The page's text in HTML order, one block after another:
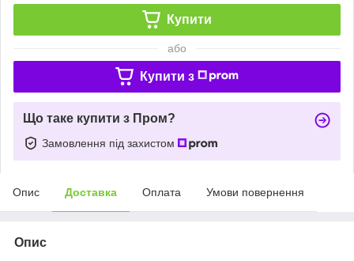
Купити
або
Купити з
Що таке купити з Пром?
Замовлення під захистом
Опис Доставка Оплата Умови повернення
Опис